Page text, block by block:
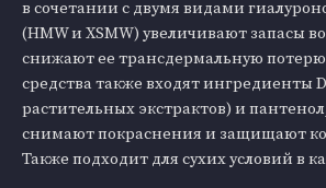
в сочетании с двумя видами
(HMW и XSMW) увеличивают запасы
снижают ее трансдермальную
средства также входят ингредиенты
растительных экстрактов) и
снимают покраснения и защищают
Также подходит для сухих условий в